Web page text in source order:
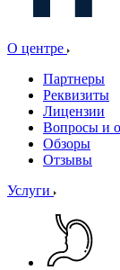
О центре
Партнеры
Реквизиты
Лицензии
Вопросы и
Обзоры
Отзывы
Услуги